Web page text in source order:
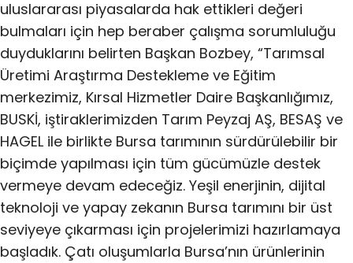
uluslararası piyasalarda hak ettikleri değeri
bulmaları için hep beraber çalışma sorumluluğu
duyduklarını belirten Başkan Bozbey, “Tarımsal
Üretimi Araştırma Destekleme ve Eğitim
merkezimiz, Kırsal Hizmetler Daire Başkanlığımız,
BUSKİ, iştiraklerimizden Tarım Peyzaj AŞ, BESAŞ ve
HAGEL ile birlikte Bursa tarımının sürdürülebilir bir
biçimde yapılması için tüm gücümüzle destek
vermeye devam edeceğiz. Yeşil enerjinin, dijital
teknoloji ve yapay zekanın Bursa tarımını bir üst
seviyeye çıkarması için projelerimizi hazırlamaya
başladık. Çatı oluşumlarla Bursa’nın ürünlerinin